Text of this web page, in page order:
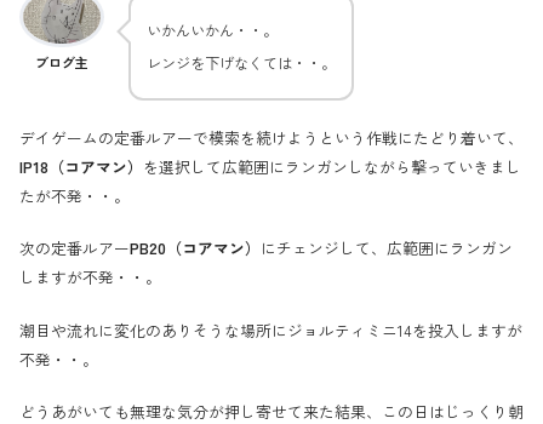
ブログ主
いかんいかん・・。
レンジを下げなくては・・。
デイゲームの定番ルアーで模索を続けようという作戦にたどり着いて、
IP18（コアマン） を選択して広範囲にランガンしながら撃っていきまし
たが不発・・。
次の定番ルアーPB20（コアマン） にチェンジして、広範囲にランガン
しますが不発・・。
潮目や流れに変化のありそうな場所にジョルティミニ14を投入しますが
不発・・。
どうあがいても無理な気分が押し寄せて来た結果、この日はじっくり朝